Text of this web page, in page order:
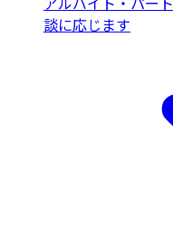
談に応じます